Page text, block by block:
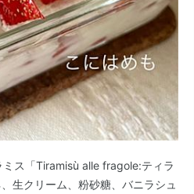
ミス「Tiramisù alle fragole:ティラ
生クリーム、粉砂糖、バニラシュ